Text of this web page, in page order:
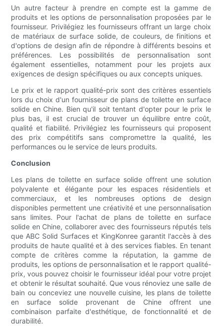
Un autre facteur à prendre en compte est la gamme de
produits et les options de personnalisation proposées par le
fournisseur. Privilégiez les fournisseurs offrant un large choix
de matériaux de surface solide, de couleurs, de finitions et
d'options de design afin de répondre à différents besoins et
préférences. Les possibilités de personnalisation sont
également essentielles, notamment pour les projets aux
exigences de design spécifiques ou aux concepts uniques.
Le prix et le rapport qualité-prix sont des critères essentiels
lors du choix d'un fournisseur de plans de toilette en surface
solide en Chine. Bien qu'il soit tentant d'opter pour le prix le
plus bas, il est crucial de trouver un équilibre entre coût,
qualité et fiabilité. Privilégiez les fournisseurs qui proposent
des prix compétitifs sans compromettre la qualité, les
performances ou le service de leurs produits.
Conclusion
Les plans de toilette en surface solide offrent une solution
polyvalente et élégante pour les espaces résidentiels et
commerciaux, et les nombreuses options de design
disponibles permettent une créativité et une personnalisation
sans limites. Pour l'achat de plans de toilette en surface
solide en Chine, collaborer avec des fournisseurs réputés tels
que ABC Solid Surfaces et KingKonree garantit l'accès à des
produits de haute qualité et à des services fiables. En tenant
compte de critères comme la réputation, la gamme de
produits, les options de personnalisation et le rapport qualité-
prix, vous pouvez choisir le fournisseur idéal pour votre projet
et obtenir le résultat souhaité. Que vous rénoviez une salle de
bain ou conceviez une nouvelle cuisine, les plans de toilette
en surface solide provenant de Chine offrent une
combinaison parfaite d'esthétique, de fonctionnalité et de
durabilité.